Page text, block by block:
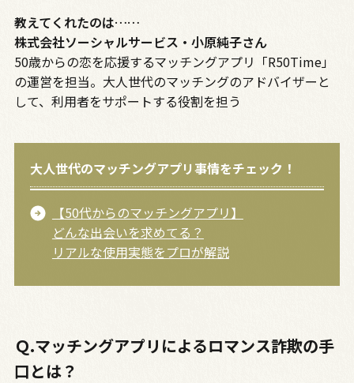
教えてくれたのは……
株式会社ソーシャルサービス・小原純子さん
50歳からの恋を応援するマッチングアプリ「R50Time」
の運営を担当。大人世代のマッチングのアドバイザーと
して、利用者をサポートする役割を担う
大人世代のマッチングアプリ事情をチェック！
【50代からのマッチングアプリ】
どんな出会いを求めてる？
リアルな使用実態をプロが解説
Ｑ.マッチングアプリによるロマンス詐欺の手
口とは？